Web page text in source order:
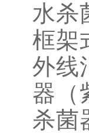
水杀
框架
外线
器（
杀菌